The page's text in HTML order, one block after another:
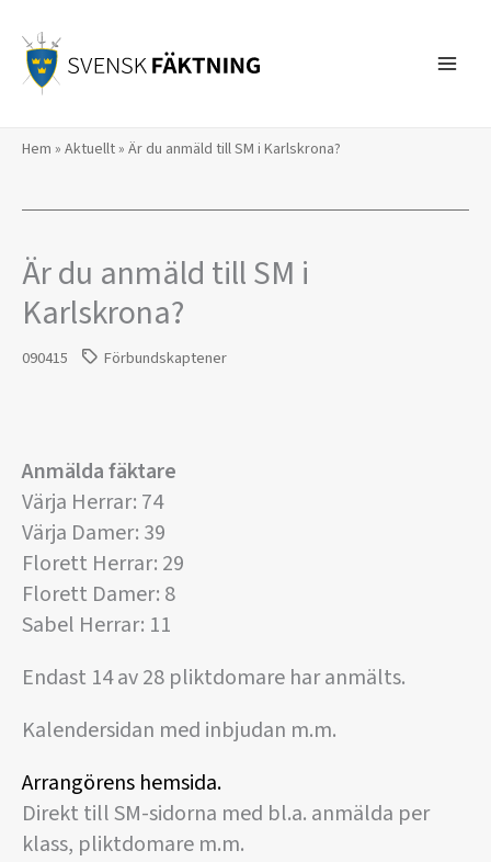
innehåll
Hem » Aktuellt» Är du anmäld till SM i Karlskrona?
Är du anmäld till SM i
Karlskrona?
090415 Förbundskaptener
Anmälda fäktare
Värja Herrar: 74
Värja Damer: 39
Florett Herrar: 29
Florett Damer: 8
Sabel Herrar: 11
Endast 14 av 28 pliktdomare har anmälts.
Kalendersidan med inbjudan m.m.
Arrangörens hemsida.
Direkt till SM-sidorna med bl.a. anmälda per
klass, pliktdomare m.m.